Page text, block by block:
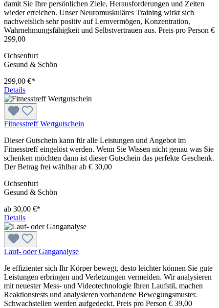
damit Sie Ihre persönlichen Ziele, Herausforderungen und Zeiten
wieder erreichen. Unser Neuromuskuläres Training wirkt sich
nachweislich sehr positiv auf Lernvermögen, Konzentration,
Wahrnehmungsfähigkeit und Selbstvertrauen aus. Preis pro Person €
299,00
Ochsenfurt
Gesund & Schön
299,00 €*
Details
Fitnesstreff Wertgutschein
Dieser Gutschein kann für alle Leistungen und Angebot im
Fitnesstreff eingelöst werden. Wenn Sie Wissen nicht genau was Sie
schenken möchten dann ist dieser Gutschein das perfekte Geschenk.
Der Betrag frei wählbar ab € 30,00
Ochsenfurt
Gesund & Schön
ab 30,00 €*
Details
Lauf- oder Ganganalyse
Je effizienter sich Ihr Körper bewegt, desto leichter können Sie gute
Leistungen erbringen und Verletzungen vermeiden. Wir analysieren
mit neuester Mess- und Videotechnologie Ihren Laufstil, machen
Reaktionstests und analysieren vorhandene Bewegungsmuster.
Schwachstellen werden aufgedeckt. Preis pro Person € 39,00